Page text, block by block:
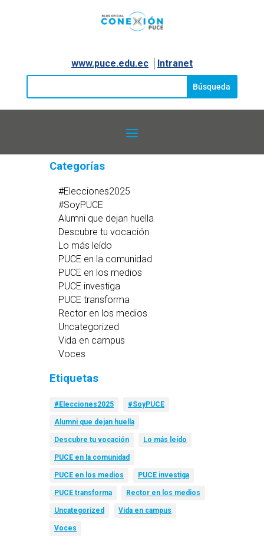
www.puce.edu.ec│ Intranet
Categorías
#Elecciones2025
#SoyPUCE
Alumni que dejan huella
Descubre tu vocación
Lo más leído
PUCE en la comunidad
PUCE en los medios
PUCE investiga
PUCE transforma
Rector en los medios
Uncategorized
Vida en campus
Voces
Etiquetas
#Elecciones2025 #SoyPUCE
Alumni que dejan huella
Descubre tu vocación Lo más leído
PUCE en la comunidad
PUCE en los medios PUCE investiga
PUCE transforma Rector en los medios
Uncategorized Vida en campus
Voces